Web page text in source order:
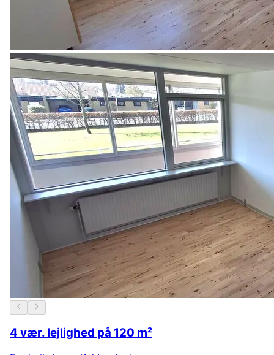
4 vær. lejlighed på 120 m²